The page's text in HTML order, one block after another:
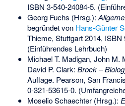
ISBN 3-540-24084-5.
Georg Fuchs (Hrsg.):
begründet von Hans-Günter
Thieme, Stuttgart 2014, ISBN
(Einführendes Lehrbuch)
Michael T. Madigan, John M.
David P. Clark: Brock –
Auflage. Pearson, San
0-321-53615-0.
Moselio Schaechter (Hrsg.):